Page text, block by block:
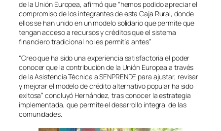
de la Unión Europea, afirmó que “hemos podido apreciar el
compromiso de los integrantes de esta Caja Rural, donde
ellos se han unido en un modelo solidario que permite que
tengan acceso a recursos y créditos que el sistema
financiero tradicional no les permitía antes”
“Creo que ha sido una experiencia satisfactoria el poder
conocer que la contribución de la Unión Europea a través
de la Asistencia Técnica a SENPRENDE para ajustar, revisar
y mejorar el modelo de crédito alternativo popular ha sido
exitosa” concluyó Hernández, tras conocer la estrategia
implementada, que permite el desarrollo integral de las
comunidades.